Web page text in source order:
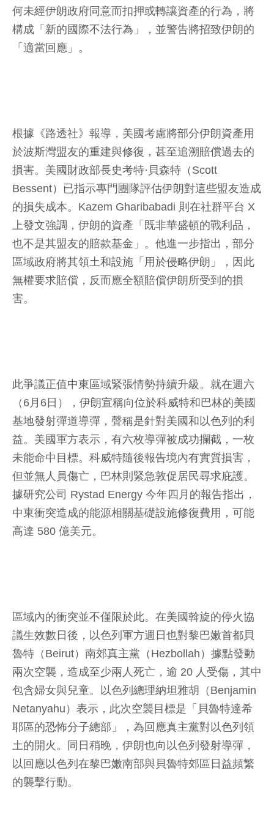
何未經伊朗政府同意而扣押或轉讓資產的行為，將
構成「新的國際不法行為」，並警告將招致伊朗的
「適當回應」。
根據《路透社》報導，美國考慮將部分伊朗資產用
於波斯灣盟友的重建與修復，甚至追溯賠償過去的
損害。美國財政部長史考特·貝森特（Scott
Bessent）已指示專門團隊評估伊朗對這些盟友造成
的損失成本。Kazem Gharibabadi 則在社群平台 X
上發文強調，伊朗的資產「既非華盛頓的戰利品，
也不是其盟友的賠款基金」。他進一步指出，部分
區域政府將其領土和設施「用於侵略伊朗」，因此
無權要求賠償，反而應全額賠償伊朗所受到的損
害。
此爭議正值中東區域緊張情勢持續升級。就在週六
（6月6日），伊朗宣稱向位於科威特和巴林的美國
基地發射彈道導彈，聲稱是針對美國和以色列的利
益。美國軍方表示，有六枚導彈被成功攔截，一枚
未能命中目標。科威特隨後報告境內有實質損害，
但並無人員傷亡，巴林則緊急敦促居民尋求庇護。
據研究公司 Rystad Energy 今年四月的報告指出，
中東衝突造成的能源相關基礎設施修復費用，可能
高達 580 億美元。
區域內的衝突並不僅限於此。在美國斡旋的停火協
議生效數日後，以色列軍方週日也對黎巴嫩首都貝
魯特（Beirut）南郊真主黨（Hezbollah）據點發動
兩次空襲，造成至少兩人死亡，逾 20 人受傷，其中
包含婦女與兒童。以色列總理納坦雅胡（Benjamin
Netanyahu）表示，此次空襲目標是「貝魯特達希
耶區的恐怖分子總部」，為回應真主黨對以色列領
土的開火。同日稍晚，伊朗也向以色列發射導彈，
以回應以色列在黎巴嫩南部與貝魯特郊區日益頻繁
的襲擊行動。